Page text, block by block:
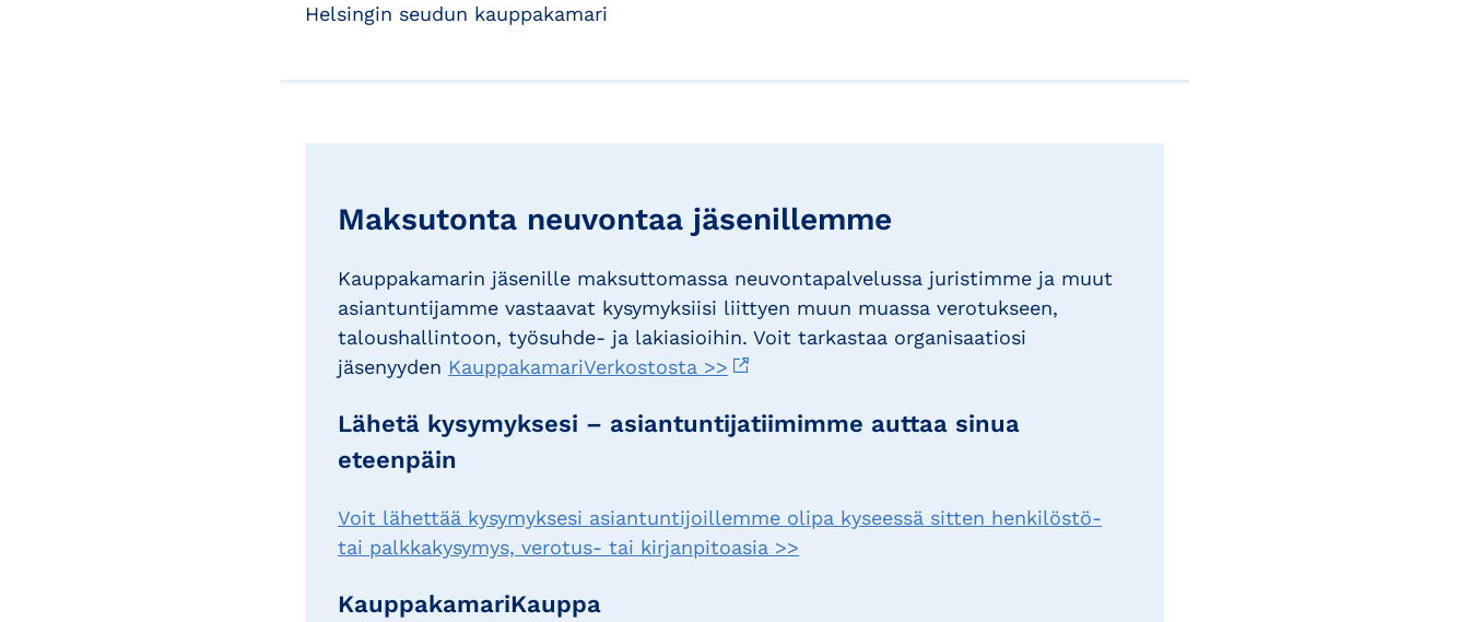
Helsingin seudun kauppakamari
Maksutonta neuvontaa jäsenillemme
Kauppakamarin jäsenille maksuttomassa neuvontapalvelussa juristimme ja muut
asiantuntijamme vastaavat kysymyksiisi liittyen muun muassa verotukseen,
taloushallintoon, työsuhde- ja lakiasioihin. Voit tarkastaa organisaatiosi
jäsenyyden KauppakamariVerkostosta >>
Lähetä kysymyksesi – asiantuntijatiimimme auttaa sinua
eteenpäin
Voit lähettää kysymyksesi asiantuntijoillemme olipa kyseessä sitten henkilöstö-
tai palkkakysymys, verotus- tai kirjanpitoasia >>
KauppakamariKauppa